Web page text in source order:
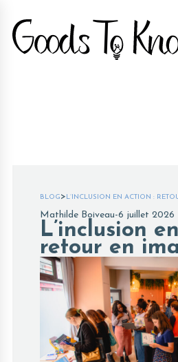
BLOG> L’INCLUSION EN ACTION :
Mathilde Boiveau-6 juillet 2026
L’inclusion
retour en